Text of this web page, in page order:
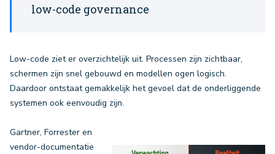
low-code governance
Low-code ziet er overzichtelijk uit. Processen zijn zichtbaar,
schermen zijn snel gebouwd en modellen ogen logisch.
Daardoor ontstaat gemakkelijk het gevoel dat de onderliggende
systemen ook eenvoudig zijn.
Gartner, Forrester en
vendor-documentatie